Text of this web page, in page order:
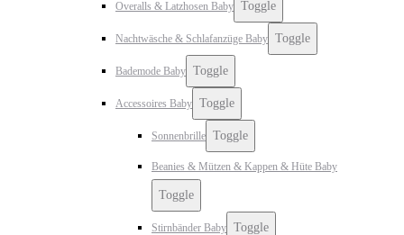
Overalls & Latzhosen Baby Toggle
Nachtwäsche & Schlafanzüge Baby Toggle
Bademode Baby Toggle
Accessoires Baby Toggle
Sonnenbrille Toggle
Beanies & Mützen & Kappen & Hüte Baby
Toggle
Stirnbänder Baby Toggle